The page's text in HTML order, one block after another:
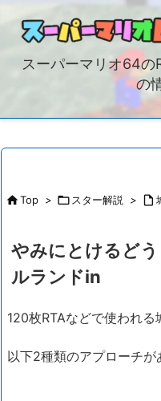
スーパーマリオ64の
の
Top > スター解説 > 
やみにとけるど
ルランドin
120枚RTAなどで使われる
以下2種類のアプローチが